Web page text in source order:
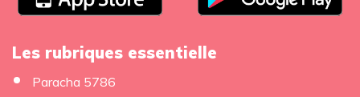
Les rubriques essentielle
Paracha 5786